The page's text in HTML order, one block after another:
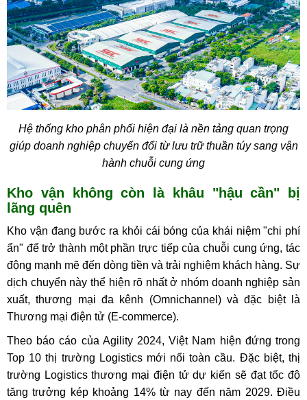
Hệ thống kho phân phối hiện đại là nền tảng quan trọng
giúp doanh nghiệp chuyển đổi từ lưu trữ thuần túy sang vận
hành chuỗi cung ứng
Kho vận không còn là khâu "hậu cần" bị
lãng quên
Kho vận đang bước ra khỏi cái bóng của khái niệm "chi phí
ẩn" để trở thành một phần trực tiếp của chuỗi cung ứng, tác
động mạnh mẽ đến dòng tiền và trải nghiệm khách hàng. Sự
dịch chuyển này thể hiện rõ nhất ở nhóm doanh nghiệp sản
xuất, thương mại đa kênh (Omnichannel) và đặc biệt là
Thương mại điện tử (E-commerce).
Theo báo cáo của Agility 2024, Việt Nam hiện đứng trong
Top 10 thị trường Logistics mới nổi toàn cầu. Đặc biệt, thị
trường Logistics thương mại điện tử dự kiến sẽ đạt tốc độ
tăng trưởng kép khoảng 14% từ nay đến năm 2029. Điều